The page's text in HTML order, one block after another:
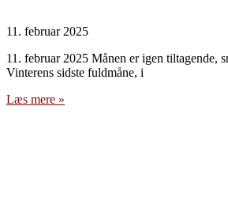
11. februar 2025
11. februar 2025 Månen er igen tiltagende,
Vinterens sidste fuldmåne, i
Læs mere »